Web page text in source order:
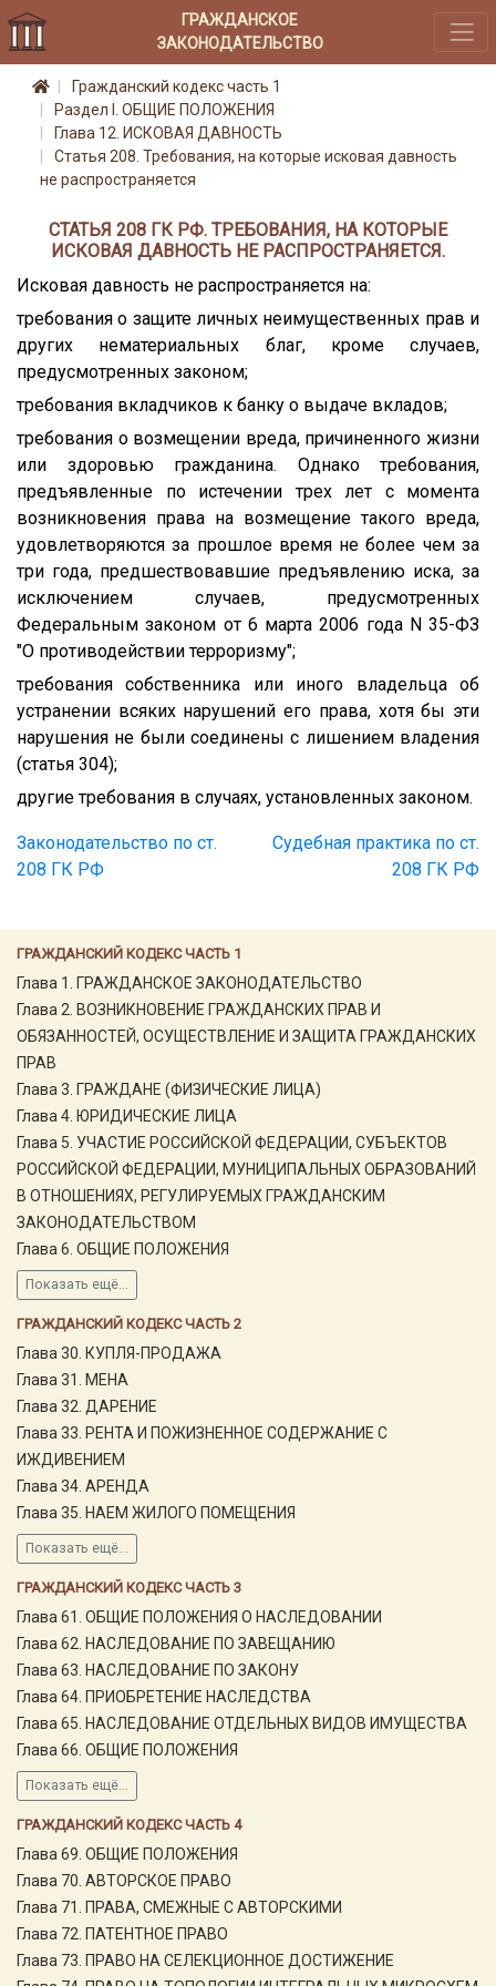
ГРАЖДАНСКОЕ
ЗАКОНОДАТЕЛЬСТВО
ГРАЖДАНСКИЙ КОДЕКС ЧАСТЬ 1
Глава 1. ГРАЖДАНСКОЕ ЗАКОНОДАТЕЛЬСТВО
Глава 2. ВОЗНИКНОВЕНИЕ ГРАЖДАНСКИХ ПРАВ И
ОБЯЗАННОСТЕЙ, ОСУЩЕСТВЛЕНИЕ И ЗАЩИТА ГРАЖДАНСКИХ
ПРАВ
Глава 3. ГРАЖДАНЕ (ФИЗИЧЕСКИЕ ЛИЦА)
Глава 4. ЮРИДИЧЕСКИЕ ЛИЦА
Глава 5. УЧАСТИЕ РОССИЙСКОЙ ФЕДЕРАЦИИ, СУБЪЕКТОВ
РОССИЙСКОЙ ФЕДЕРАЦИИ, МУНИЦИПАЛЬНЫХ ОБРАЗОВАНИЙ
В ОТНОШЕНИЯХ, РЕГУЛИРУЕМЫХ ГРАЖДАНСКИМ
ЗАКОНОДАТЕЛЬСТВОМ
Глава 6. ОБЩИЕ ПОЛОЖЕНИЯ
Показать ещё...
ГРАЖДАНСКИЙ КОДЕКС ЧАСТЬ 2
Глава 30. КУПЛЯ-ПРОДАЖА
Глава 31. МЕНА
Глава 32. ДАРЕНИЕ
Глава 33. РЕНТА И ПОЖИЗНЕННОЕ СОДЕРЖАНИЕ С
ИЖДИВЕНИЕМ
Глава 34. АРЕНДА
Глава 35. НАЕМ ЖИЛОГО ПОМЕЩЕНИЯ
Показать ещё...
ГРАЖДАНСКИЙ КОДЕКС ЧАСТЬ 3
Глава 61. ОБЩИЕ ПОЛОЖЕНИЯ О НАСЛЕДОВАНИИ
Глава 62. НАСЛЕДОВАНИЕ ПО ЗАВЕЩАНИЮ
Глава 63. НАСЛЕДОВАНИЕ ПО ЗАКОНУ
Глава 64. ПРИОБРЕТЕНИЕ НАСЛЕДСТВА
Глава 65. НАСЛЕДОВАНИЕ ОТДЕЛЬНЫХ ВИДОВ ИМУЩЕСТВА
Глава 66. ОБЩИЕ ПОЛОЖЕНИЯ
Показать ещё...
ГРАЖДАНСКИЙ КОДЕКС ЧАСТЬ 4
Глава 69. ОБЩИЕ ПОЛОЖЕНИЯ
Глава 70. АВТОРСКОЕ ПРАВО
Глава 71. ПРАВА, СМЕЖНЫЕ С АВТОРСКИМИ
Глава 72. ПАТЕНТНОЕ ПРАВО
Глава 73. ПРАВО НА СЕЛЕКЦИОННОЕ ДОСТИЖЕНИЕ
Гражданский кодекс часть 1
Раздел I. ОБЩИЕ ПОЛОЖЕНИЯ
Глава 12. ИСКОВАЯ ДАВНОСТЬ
Статья 208. Требования, на которые исковая давность
не распространяется
СТАТЬЯ 208 ГК РФ. ТРЕБОВАНИЯ, НА КОТОРЫЕ
ИСКОВАЯ ДАВНОСТЬ НЕ РАСПРОСТРАНЯЕТСЯ.
Исковая давность не распространяется на:
требования о защите личных неимущественных прав и
других нематериальных благ, кроме случаев,
предусмотренных законом;
требования вкладчиков к банку о выдаче вкладов;
требования о возмещении вреда, причиненного жизни
или здоровью гражданина. Однако требования,
предъявленные по истечении трех лет с момента
возникновения права на возмещение такого вреда,
удовлетворяются за прошлое время не более чем за
три года, предшествовавшие предъявлению иска, за
исключением случаев, предусмотренных
Федеральным законом от 6 марта 2006 года N 35-ФЗ
"О противодействии терроризму";
требования собственника или иного владельца об
устранении всяких нарушений его права, хотя бы эти
нарушения не были соединены с лишением владения
(статья 304);
другие требования в случаях, установленных законом.
Законодательство по ст.
208 ГК РФ
Судебная практика по ст.
208 ГК РФ